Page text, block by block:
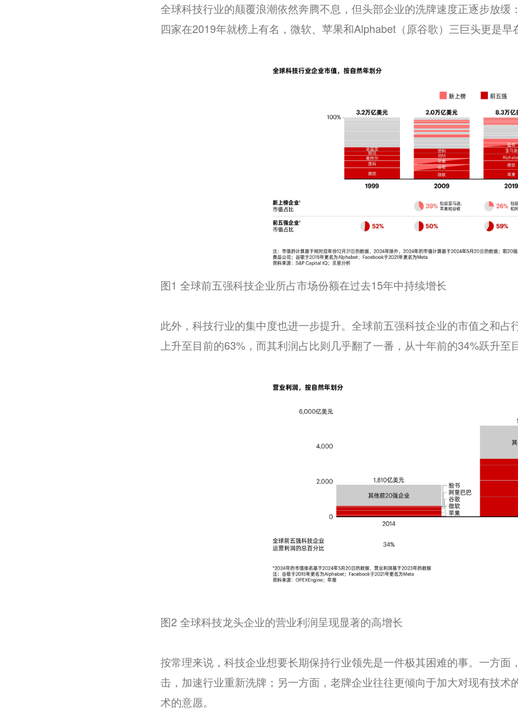
全球科技行业的颠覆浪潮依然奔腾不息，但头部企业的洗牌速度正逐步放
四家在2019年就榜上有名，微软、苹果和Alphabet（原谷歌）三巨头更是早
图1 全球前五强科技企业所占市场份额在过去15年中持续增长
此外，科技行业的集中度也进一步提升。全球前五强科技企业的市值之和
上升至目前的63%，而其利润占比则几乎翻了一番，从十年前的34%跃升至
图2 全球科技龙头企业的营业利润呈现显著的高增长
按常理来说，科技企业想要长期保持行业领先是一件极其困难的事。一方面
击，加速行业重新洗牌；另一方面，老牌企业往往更倾向于加大对现有技
术的意愿。